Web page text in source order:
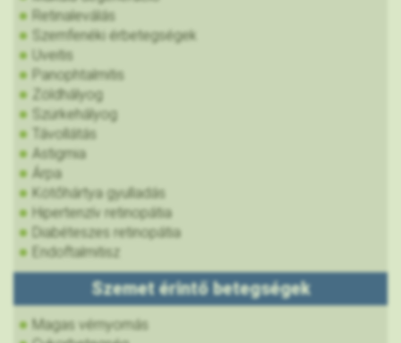
Retinaleválás
Szemfenéki érbetegségek
Uveitis
Panophtalmitis
Zöldhályog
Szürkehályog
Távollátás
Astigmia
Árpa
Kötőhártya gyulladás
Hipertenzív retinopátia
Diabéteszes retinopátia
Endoftalmitisz
Szemet érintő betegségek
Magas vérnyomás